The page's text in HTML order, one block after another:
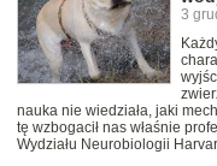
3
nauka nie wiedziała, jaki
tę wzbogacił nas właśnie
Wydziału Neurobiologii